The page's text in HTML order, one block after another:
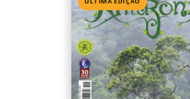
📖 Ler agora